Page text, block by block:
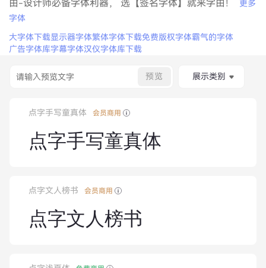
由-设计师必备字体利器， 选【签名字体】就来字由！
更多
字体
大字体下载显示器字体繁体字体下载免费版权字体霸气的字体
广告字体库字幕字体汉仪字体库下载
预览 展示类别
点字手写童真体 会员商用
点字手写童真体
点字文人榜书 会员商用
点字文人榜书